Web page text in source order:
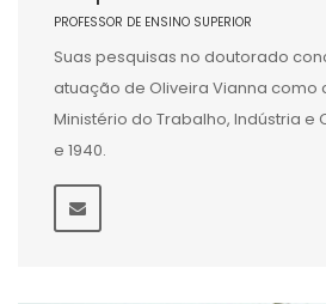
PROFESSOR DE ENSINO SUPERIOR
Suas pesquisas no doutorado
atuação de Oliveira Vianna como
Ministério do Trabalho, Indústria e
e 1940.